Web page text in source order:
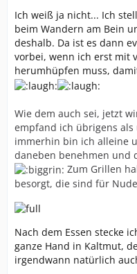
Ich weiß ja nicht... Ich
beim Wandern am Bein
deshalb. Da ist es dann
vorbei, wenn ich erst mit
herumhüpfen muss,
Wie dem auch sei, jetzt
empfand ich übrigens als
immerhin bin ich alleine
daneben benehmen und
Zum Grillen
besorgt, die sind für
Nach dem Essen stecke
ganze Hand in Kaltmut,
irgendwann natürlich